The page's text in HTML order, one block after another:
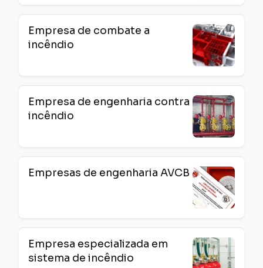
Empresa de combate a
incêndio
Empresa de engenharia contra
incêndio
Empresas de engenharia AVCB
Empresa especializada em
sistema de incêndio